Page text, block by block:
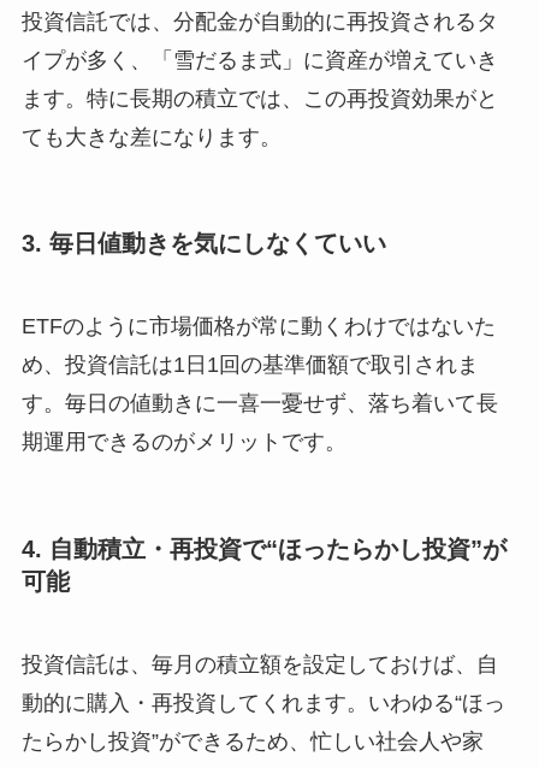
投資信託では、分配金が自動的に再投資されるタ
イプが多く、「雪だるま式」に資産が増えていき
ます。特に長期の積立では、この再投資効果がと
ても大きな差になります。
3. 毎日値動きを気にしなくていい
ETFのように市場価格が常に動くわけではないた
め、投資信託は1日1回の基準価額で取引されま
す。毎日の値動きに一喜一憂せず、落ち着いて長
期運用できるのがメリットです。
4. 自動積立・再投資で“ほったらかし投資”が
可能
投資信託は、毎月の積立額を設定しておけば、自
動的に購入・再投資してくれます。いわゆる“ほっ
たらかし投資”ができるため、忙しい社会人や家